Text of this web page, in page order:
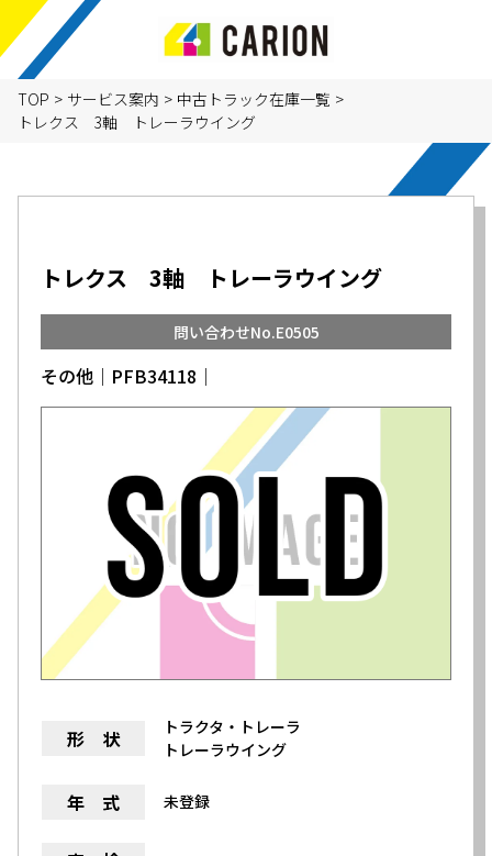
TOP > サービス案内 > 中古トラック在庫一覧 >
トレクス 3軸 トレーラウイング
トレクス 3軸 トレーラウイング
問い合わせNo.E0505
その他│PFB34118│
形 状
トラクタ・トレーラ
トレーラウイング
年 式 未登録